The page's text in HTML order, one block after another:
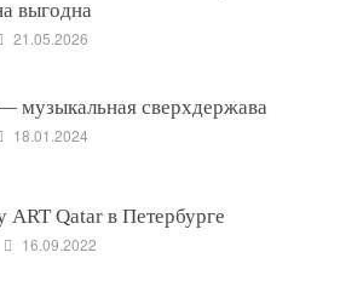
выгодна
21.05.2026
музыкальная сверхдержава
18.01.2024
ART Qatar в Петербурге
16.09.2022